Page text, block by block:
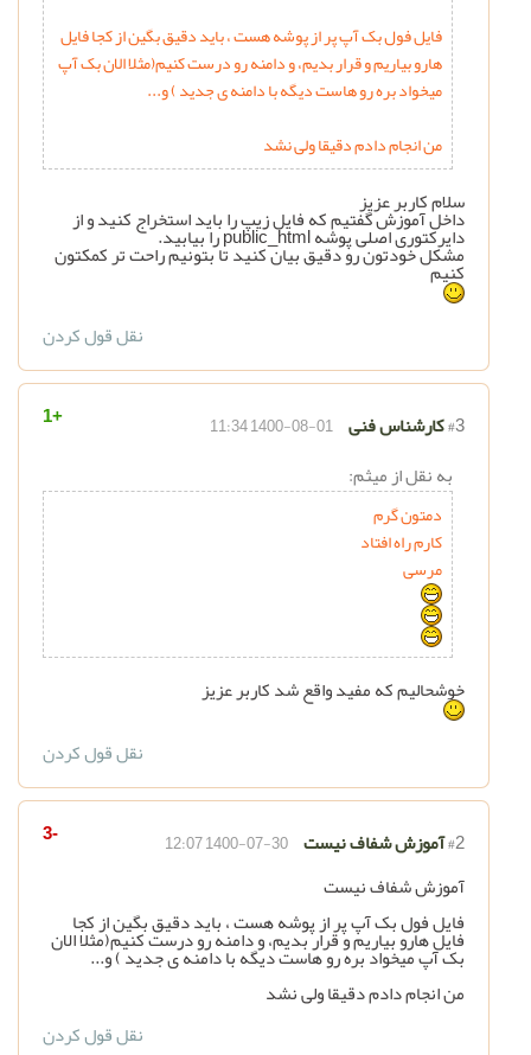
فایل فول بک آپ پر از پوشه هست ، باید دقیق بگین از کجا فایل
هارو بیاریم و قرار بدیم، و دامنه رو درست کنیم(مثلا الان بک آپ
میخواد بره رو هاست دیگه با دامنه ی جدید ) و...
من انجام دادم دقیقا ولی نشد
سلام کاربر عزیز
داخل آموزش گفتیم که فایل زیپ را باید استخراج کنید و از
دایرکتوری اصلی پوشه public_html را بیابید.
مشکل خودتون رو دقیق بیان کنید تا بتونیم راحت تر کمکتون
کنیم
نقل قول کردن
+1 #3کارشناس فنی 1400-08-01 11:34
به نقل از میثم:
دمتون گرم
کارم راه افتاد
مرسی
خوشحالیم که مفید واقع شد کاربر عزیز
نقل قول کردن
-3 #2آموزش شفاف نیست 1400-07-30 12:07
آموزش شفاف نیست
فایل فول بک آپ پر از پوشه هست ، باید دقیق بگین از کجا
فایل هارو بیاریم و قرار بدیم، و دامنه رو درست کنیم(مثلا الان
بک آپ میخواد بره رو هاست دیگه با دامنه ی جدید ) و...
من انجام دادم دقیقا ولی نشد
نقل قول کردن